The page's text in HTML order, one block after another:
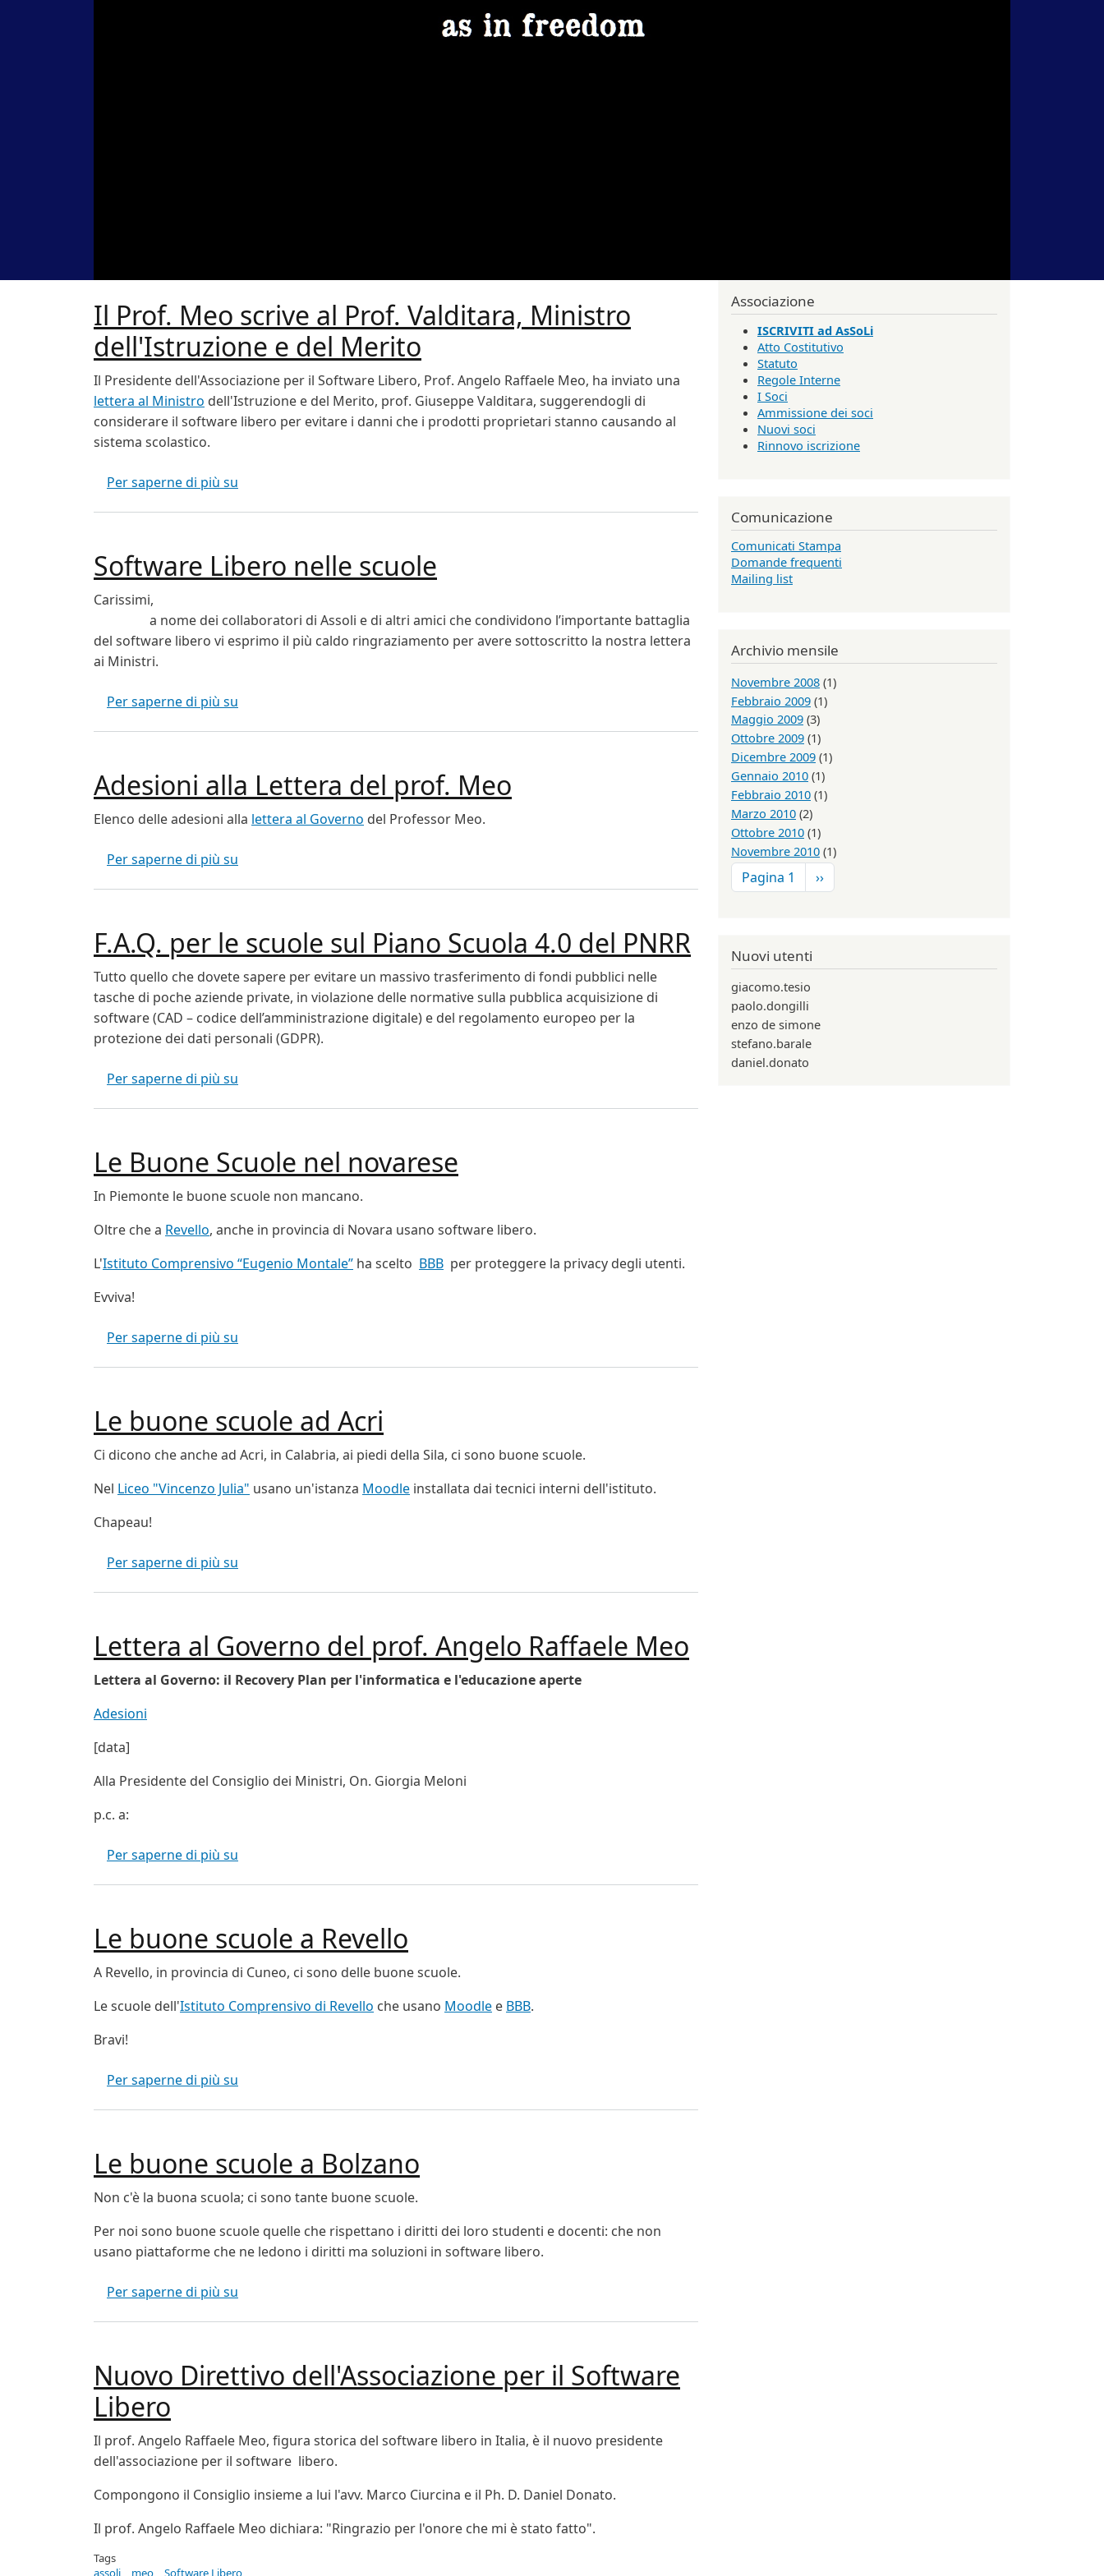
Il Prof. Meo scrive al Prof. Valditara, Ministro
dell'Istruzione e del Merito
Il Presidente dell'Associazione per il Software Libero, Prof. Angelo Raffaele Meo, ha inviato una
lettera al Ministro dell'Istruzione e del Merito, prof. Giuseppe Valditara, suggerendogli di
considerare il software libero per evitare i danni che i prodotti proprietari stanno causando al
sistema scolastico.
Per saperne di più su
Software Libero nelle scuole
Carissimi,
a nome dei collaboratori di Assoli e di altri amici che condividono l’importante battaglia
del software libero vi esprimo il più caldo ringraziamento per avere sottoscritto la nostra lettera
ai Ministri.
Per saperne di più su
Adesioni alla Lettera del prof. Meo
Elenco delle adesioni alla lettera al Governo del Professor Meo.
Per saperne di più su
F.A.Q. per le scuole sul Piano Scuola 4.0 del PNRR
Tutto quello che dovete sapere per evitare un massivo trasferimento di fondi pubblici nelle
tasche di poche aziende private, in violazione delle normative sulla pubblica acquisizione di
software (CAD – codice dell’amministrazione digitale) e del regolamento europeo per la
protezione dei dati personali (GDPR).
Per saperne di più su
Le Buone Scuole nel novarese
In Piemonte le buone scuole non mancano.
Oltre che a Revello, anche in provincia di Novara usano software libero.
L'Istituto Comprensivo “Eugenio Montale” ha scelto BBB per proteggere la privacy degli utenti.
Evviva!
Per saperne di più su
Le buone scuole ad Acri
Ci dicono che anche ad Acri, in Calabria, ai piedi della Sila, ci sono buone scuole.
Nel Liceo "Vincenzo Julia" usano un'istanza Moodle installata dai tecnici interni dell'istituto.
Chapeau!
Per saperne di più su
Lettera al Governo del prof. Angelo Raffaele Meo
Lettera al Governo: il Recovery Plan per l'informatica e l'educazione aperte
Adesioni
[data]
Alla Presidente del Consiglio dei Ministri, On. Giorgia Meloni
p.c. a:
Per saperne di più su
Le buone scuole a Revello
A Revello, in provincia di Cuneo, ci sono delle buone scuole.
Le scuole dell'Istituto Comprensivo di Revello che usano Moodle e BBB.
Bravi!
Per saperne di più su
Le buone scuole a Bolzano
Non c'è la buona scuola; ci sono tante buone scuole.
Per noi sono buone scuole quelle che rispettano i diritti dei loro studenti e docenti: che non
usano piattaforme che ne ledono i diritti ma soluzioni in software libero.
Per saperne di più su
Nuovo Direttivo dell'Associazione per il Software
Libero
Il prof. Angelo Raffaele Meo, figura storica del software libero in Italia, è il nuovo presidente
dell'associazione per il software libero.
Compongono il Consiglio insieme a lui l'avv. Marco Ciurcina e il Ph. D. Daniel Donato.
Il prof. Angelo Raffaele Meo dichiara: "Ringrazio per l'onore che mi è stato fatto".
Tags
assoli
meo Software Libero
Associazione
ISCRIVITI ad AsSoLi
Atto Costitutivo
Statuto
Regole Interne
I Soci
Ammissione dei soci
Nuovi soci
Rinnovo iscrizione
Comunicazione
Comunicati Stampa
Domande frequenti
Mailing list
Archivio mensile
Novembre 2008 (1)
Febbraio 2009 (1)
Maggio 2009 (3)
Ottobre 2009 (1)
Dicembre 2009 (1)
Gennaio 2010 (1)
Febbraio 2010 (1)
Marzo 2010 (2)
Ottobre 2010 (1)
Novembre 2010 (1)
Paginazione
Pagina 1 Pagina successiva
››
Nuovi utenti
giacomo.tesio
paolo.dongilli
enzo de simone
stefano.barale
daniel.donato